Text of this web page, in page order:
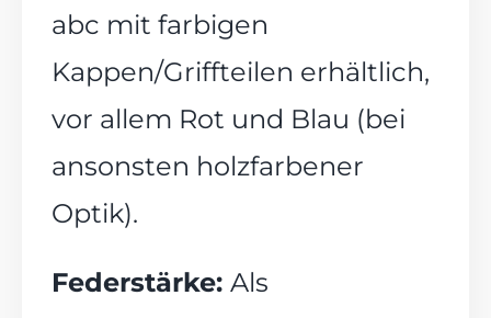
abc mit farbigen
Kappen/Griffteilen erhältlich,
vor allem Rot und Blau (bei
ansonsten holzfarbener
Optik).
Federstärke:Als